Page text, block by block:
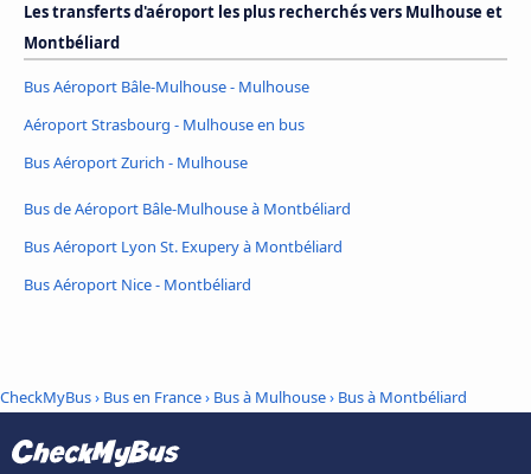
Les transferts d'aéroport les plus recherchés vers Mulhouse et
Montbéliard
Bus Aéroport Bâle-Mulhouse - Mulhouse
Aéroport Strasbourg - Mulhouse en bus
Bus Aéroport Zurich - Mulhouse
Bus de Aéroport Bâle-Mulhouse à Montbéliard
Bus Aéroport Lyon St. Exupery à Montbéliard
Bus Aéroport Nice - Montbéliard
CheckMyBus› Bus en France› Bus à Mulhouse› Bus à Montbéliard